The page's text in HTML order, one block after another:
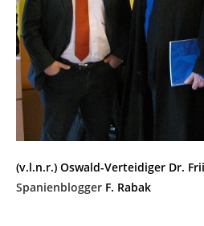
(v.l.n.r.) Oswald-Verteidiger Dr.
Spanienblogger F. Rabak